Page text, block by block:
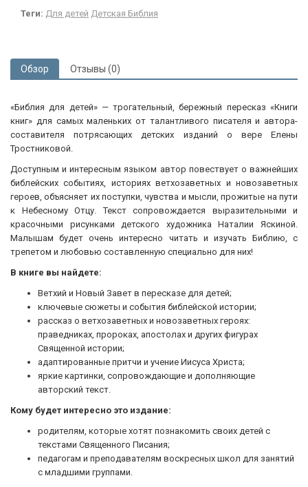
Теги: Для детей Детская Библия
Обзор Отзывы (0)
«Библия для детей» — трогательный, бережный пересказ «Книги
книг» для самых маленьких от талантливого писателя и автора-
составителя потрясающих детских изданий о вере Елены
Тростниковой.
Доступным и интересным языком автор повествует о важнейших
библейских событиях, историях ветхозаветных и новозаветных
героев, объясняет их поступки, чувства и мысли, прожитые на пути
к Небесному Отцу. Текст сопровождается выразительными и
красочными рисунками детского художника Наталии Яскиной.
Малышам будет очень интересно читать и изучать Библию, с
трепетом и любовью составленную специально для них!
В книге вы найдете:
Ветхий и Новый Завет в пересказе для детей;
ключевые сюжеты и события библейской истории;
рассказ о ветхозаветных и новозаветных героях:
праведниках, пророках, апостолах и других фигурах
Священной истории;
адаптированные притчи и учение Иисуса Христа;
яркие картинки, сопровождающие и дополняющие
авторский текст.
Кому будет интересно это издание:
родителям, которые хотят познакомить своих детей с
текстами Священного Писания;
педагогам и преподавателям воскресных школ для занятий
с младшими группами.